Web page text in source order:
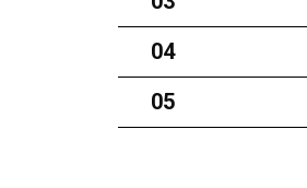
04
05